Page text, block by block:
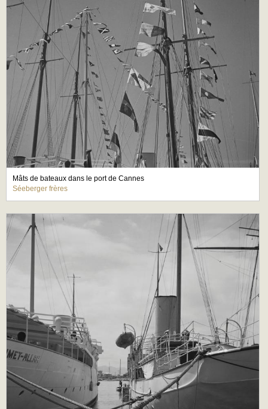
Mâts de bateaux dans le port de Cannes
Séeberger frères